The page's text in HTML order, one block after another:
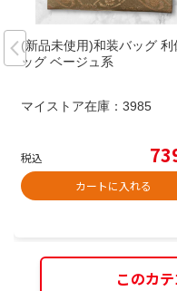
(新品未使用)和装バッグ 利
ッグ ベージュ系
マイストア在庫： 3985
税込
カートに入れる
このカ